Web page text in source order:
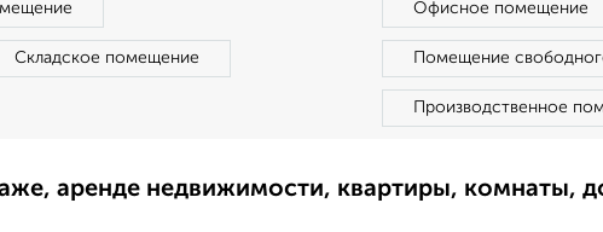
Складское помещение
Офисное помещение
Помещение
Производственное
аренде недвижимости, квартиры, комнаты,